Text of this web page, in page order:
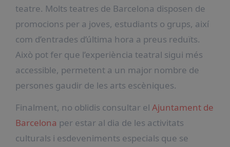
teatre. Molts teatres de Barcelona disposen de
promocions per a joves, estudiants o grups, així
com d’entrades d’última hora a preus reduïts.
Això pot fer que l’experiència teatral sigui més
accessible, permetent a un major nombre de
persones gaudir de les arts escèniques.
Finalment, no oblidis consultar el Ajuntament de
Barcelona per estar al dia de les activitats
culturals i esdeveniments especials que se